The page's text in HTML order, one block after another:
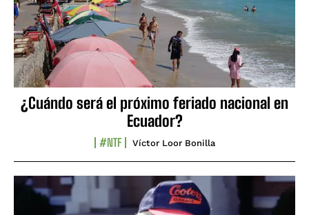
¿Cuándo será el próximo feriado nacional en
Ecuador?
#NTF Víctor Loor Bonilla